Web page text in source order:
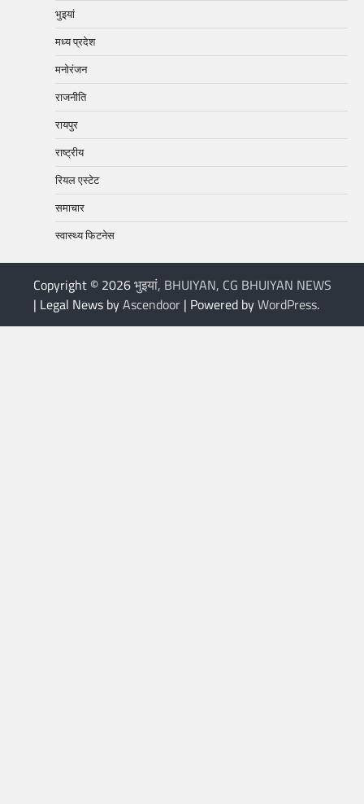
भुइयां
मध्य प्रदेश
मनोरंजन
राजनीति
रायपुर
राष्ट्रीय
रियल एस्टेट
समाचार
स्वास्थ्य फिटनेस
Copyright © 2026भुइयां, BHUIYAN, CG BHUIYAN NEWS
| Legal News byAscendoor| Powered byWordPress.